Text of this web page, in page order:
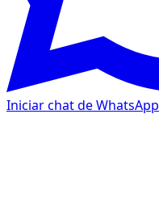
Iniciar chat de WhatsApp